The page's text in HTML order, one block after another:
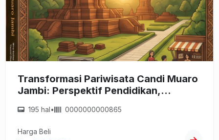
Transformasi Pariwisata Candi Muaro
Jambi: Perspektif Pendidikan,
Budaya
195 hal• 0000000000865
Harga Beli